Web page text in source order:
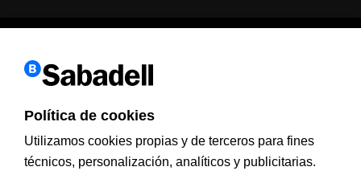
Información a clientesPSD2
Política de cookies
Utilizamos cookies propias y de terceros para fines
técnicos, personalización, analíticos y publicitarias.